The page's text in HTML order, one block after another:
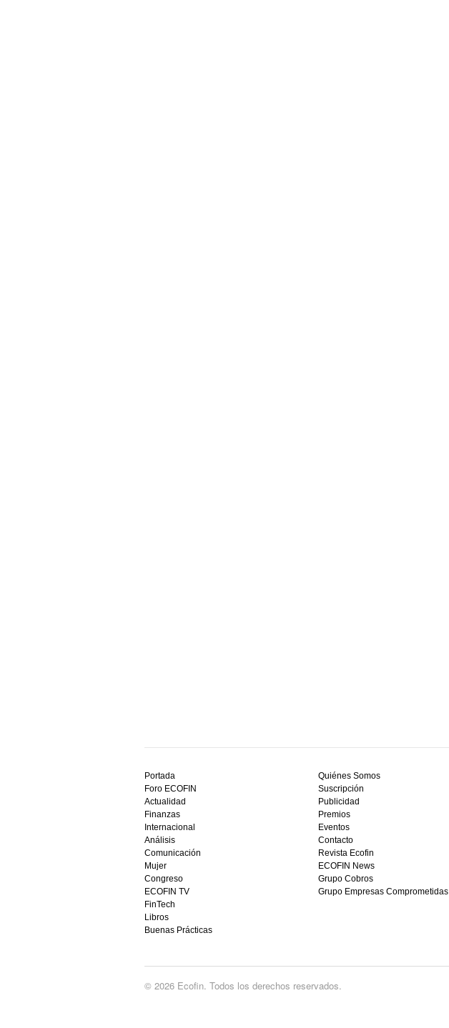
mejor
bono
sin
depósito
casino
en
España,
visita
este
sitio
restaurantedonmauro.es
y
ganar
hoy
Portada
Foro ECOFIN
Actualidad
Finanzas
Internacional
Análisis
Comunicación
Mujer
Congreso
ECOFIN TV
FinTech
Libros
Buenas Prácticas
Quiénes Somos
Suscripción
Publicidad
Premios
Eventos
Contacto
Revista Ecofin
ECOFIN News
Grupo Cobros
Grupo Empresas Comprometidas
© 2026 Ecofin. Todos los derechos reservados.